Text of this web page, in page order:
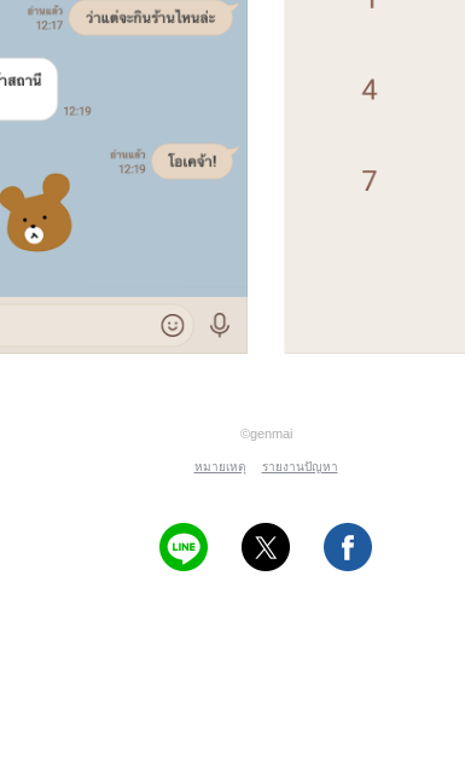
©genmai
หมายเหตุ รายงานปัญหา